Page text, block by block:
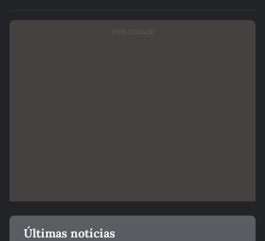
PUBLICIDADE
Últimas notícias